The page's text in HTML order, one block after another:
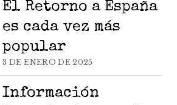
El Retorno a España
es cada vez más
popular
3 DE ENERO DE 2025
Información